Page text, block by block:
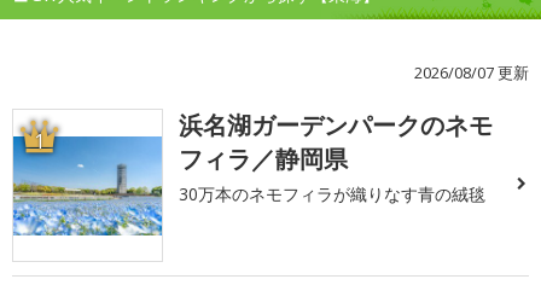
2026/08/07 更新
1
浜名湖ガーデンパークのネモ
フィラ／静岡県
30万本のネモフィラが織りなす青の絨毯